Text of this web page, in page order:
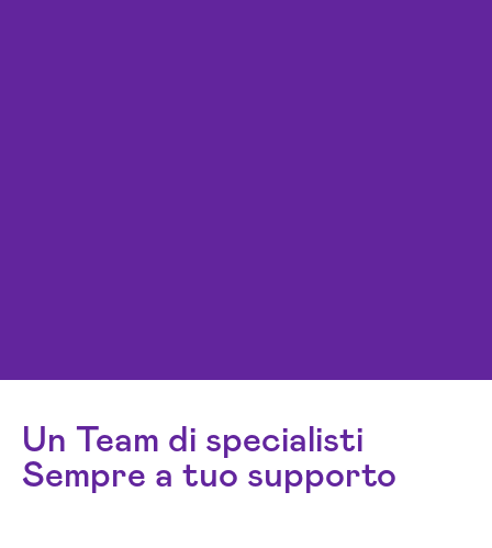
Un Team di specialisti
Sempre a tuo supporto